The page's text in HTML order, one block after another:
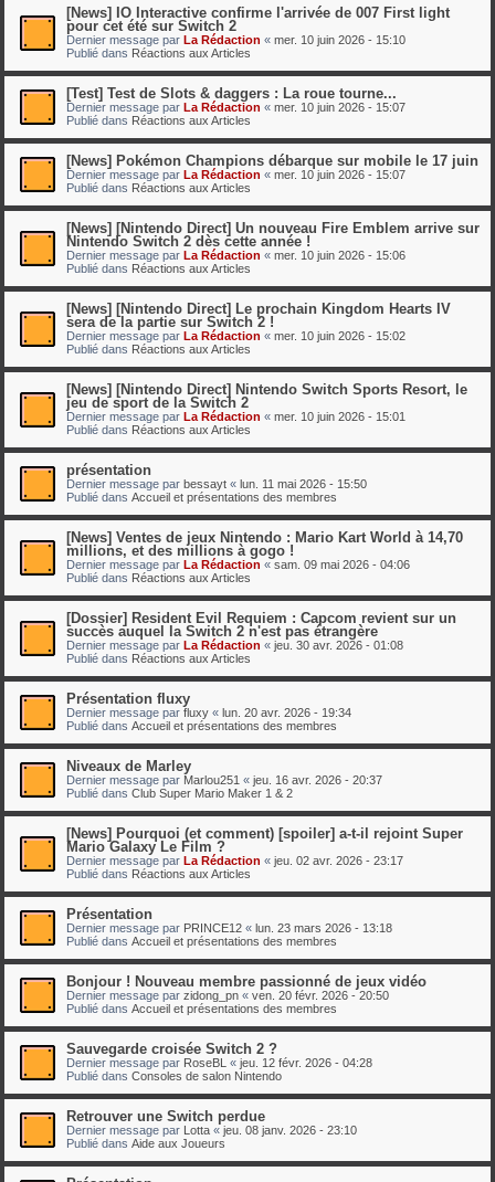
[News] IO Interactive confirme l'arrivée de 007 First light
pour cet été sur Switch 2
Dernier message par La Rédaction « mer. 10 juin 2026 - 15:10
Publié dans Réactions aux Articles
[Test] Test de Slots & daggers : La roue tourne...
Dernier message par La Rédaction « mer. 10 juin 2026 - 15:07
Publié dans Réactions aux Articles
[News] Pokémon Champions débarque sur mobile le 17 juin
Dernier message par La Rédaction « mer. 10 juin 2026 - 15:07
Publié dans Réactions aux Articles
[News] [Nintendo Direct] Un nouveau Fire Emblem arrive sur
Nintendo Switch 2 dès cette année !
Dernier message par La Rédaction « mer. 10 juin 2026 - 15:06
Publié dans Réactions aux Articles
[News] [Nintendo Direct] Le prochain Kingdom Hearts IV
sera de la partie sur Switch 2 !
Dernier message par La Rédaction « mer. 10 juin 2026 - 15:02
Publié dans Réactions aux Articles
[News] [Nintendo Direct] Nintendo Switch Sports Resort, le
jeu de sport de la Switch 2
Dernier message par La Rédaction « mer. 10 juin 2026 - 15:01
Publié dans Réactions aux Articles
présentation
Dernier message par bessayt « lun. 11 mai 2026 - 15:50
Publié dans Accueil et présentations des membres
[News] Ventes de jeux Nintendo : Mario Kart World à 14,70
millions, et des millions à gogo !
Dernier message par La Rédaction « sam. 09 mai 2026 - 04:06
Publié dans Réactions aux Articles
[Dossier] Resident Evil Requiem : Capcom revient sur un
succès auquel la Switch 2 n'est pas étrangère
Dernier message par La Rédaction « jeu. 30 avr. 2026 - 01:08
Publié dans Réactions aux Articles
Présentation fluxy
Dernier message par fluxy « lun. 20 avr. 2026 - 19:34
Publié dans Accueil et présentations des membres
Niveaux de Marley
Dernier message par Marlou251 « jeu. 16 avr. 2026 - 20:37
Publié dans Club Super Mario Maker 1 & 2
[News] Pourquoi (et comment) [spoiler] a-t-il rejoint Super
Mario Galaxy Le Film ?
Dernier message par La Rédaction « jeu. 02 avr. 2026 - 23:17
Publié dans Réactions aux Articles
Présentation
Dernier message par PRINCE12 « lun. 23 mars 2026 - 13:18
Publié dans Accueil et présentations des membres
Bonjour ! Nouveau membre passionné de jeux vidéo
Dernier message par zidong_pn « ven. 20 févr. 2026 - 20:50
Publié dans Accueil et présentations des membres
Sauvegarde croisée Switch 2 ?
Dernier message par RoseBL « jeu. 12 févr. 2026 - 04:28
Publié dans Consoles de salon Nintendo
Retrouver une Switch perdue
Dernier message par Lotta « jeu. 08 janv. 2026 - 23:10
Publié dans Aide aux Joueurs